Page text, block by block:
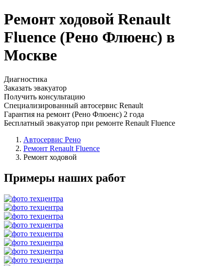
Ремонт ходовой Renault
Fluence (Рено Флюенс) в
Москве
Диагностика
Заказать эвакуатор
Получить консультацию
Специализированный автосервис Renault
Гарантия на ремонт (Рено Флюенс) 2 года
Бесплатный эвакуатор при ремонте Renault Fluence
Автосервис Рено
Ремонт Renault Fluence
Ремонт ходовой
Примеры наших работ